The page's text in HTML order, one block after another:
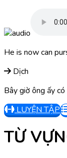
He is now can
Dịch
Bây giờ ông ấy
LUYỆN TẬP
TỪ